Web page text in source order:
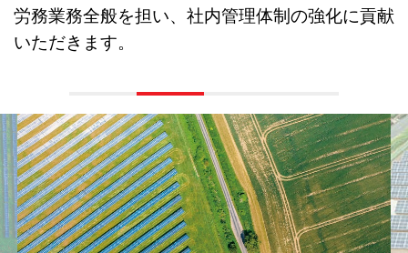
労務業務全般を担い、社内管理体制の強化に貢献
いただきます。